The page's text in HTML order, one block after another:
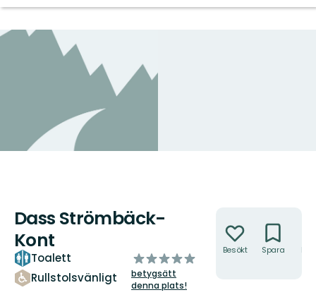
Dass Strömbäck-
Kont
Toalett
Rullstolsvänligt
av
5
stjärnor
betygsätt
denna plats!
Besökt Spara